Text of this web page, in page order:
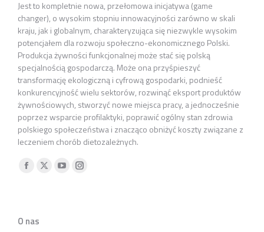
Jest to kompletnie nowa, przełomowa inicjatywa (game
changer), o wysokim stopniu innowacyjności zarówno w skali
kraju, jak i globalnym, charakteryzująca się niezwykle wysokim
potencjałem dla rozwoju społeczno-ekonomicznego Polski.
Produkcja żywności funkcjonalnej może stać się polską
specjalnością gospodarczą. Może ona przyśpieszyć
transformację ekologiczną i cyfrową gospodarki, podnieść
konkurencyjność wielu sektorów, rozwinąć eksport produktów
żywnościowych, stworzyć nowe miejsca pracy, a jednocześnie
poprzez wsparcie profilaktyki, poprawić ogólny stan zdrowia
polskiego społeczeństwa i znacząco obniżyć koszty związane z
leczeniem chorób dietozależnych.
Znajdź nas na:
Facebook
w
X
YouTubeInstagram
O nas